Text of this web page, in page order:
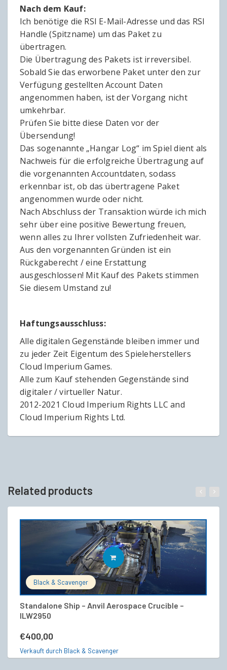
Nach dem Kauf:
Ich benötige die RSI E-Mail-Adresse und das RSI
Handle (Spitzname) um das Paket zu
übertragen.
Die Übertragung des Pakets ist irreversibel.
Sobald Sie das erworbene Paket unter den zur
Verfügung gestellten Account Daten
angenommen haben, ist der Vorgang nicht
umkehrbar.
Prüfen Sie bitte diese Daten vor der
Übersendung!
Das sogenannte „Hangar Log“ im Spiel dient als
Nachweis für die erfolgreiche Übertragung auf
die vorgenannten Accountdaten, sodass
erkennbar ist, ob das übertragene Paket
angenommen wurde oder nicht.
Nach Abschluss der Transaktion würde ich mich
sehr über eine positive Bewertung freuen,
wenn alles zu Ihrer vollsten Zufriedenheit war.
Aus den vorgenannten Gründen ist ein
Rückgaberecht / eine Erstattung
ausgeschlossen! Mit Kauf des Pakets stimmen
Sie diesem Umstand zu!
Haftungsausschluss:
Alle digitalen Gegenstände bleiben immer und
zu jeder Zeit Eigentum des Spieleherstellers
Cloud Imperium Games.
Alle zum Kauf stehenden Gegenstände sind
digitaler / virtueller Natur.
2012-2021 Cloud Imperium Rights LLC and
Cloud Imperium Rights Ltd.
Related products
Black & Scavenger
Standalone Ship – Anvil Aerospace Crucible –
ILW2950
€400,00
IN DEN WARENKORB
Verkauft durch Black & Scavenger